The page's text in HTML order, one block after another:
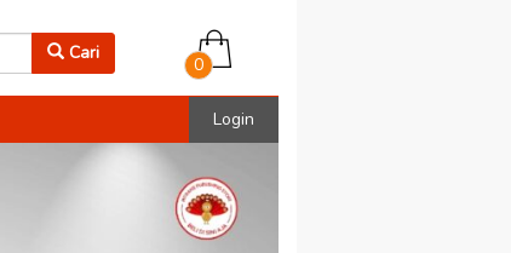
Cari
0
Login